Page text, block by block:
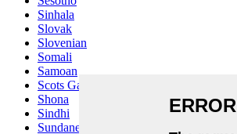
Sinhala
Slovak
Slovenian
Somali
Samoan
Scots Gaelic
Shona
Sindhi
Sundanese